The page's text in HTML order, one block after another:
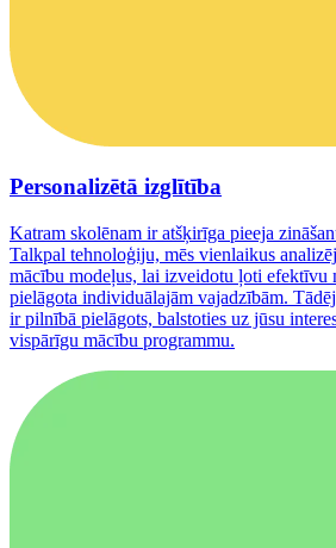
Personalizētā izglītība
Katram skolēnam ir atšķirīga pieeja
Talkpal tehnoloģiju, mēs vienlaikus
mācību modeļus, lai izveidotu ļoti efektīvu
pielāgota individuālajām vajadzībām.
ir pilnībā pielāgots, balstoties uz jūsu
vispārīgu mācību programmu.